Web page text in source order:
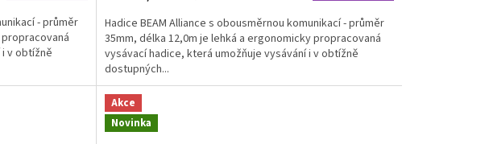
A
- průměr
v obtížně
A
Hadice BEAM Alliance s obousměrnou komunikací - průměr
35mm, délka 12,0m je lehká a ergonomicky propracovaná
vysávací hadice, která umožňuje vysávání i v obtížně
dostupných...
Akce
Novinka